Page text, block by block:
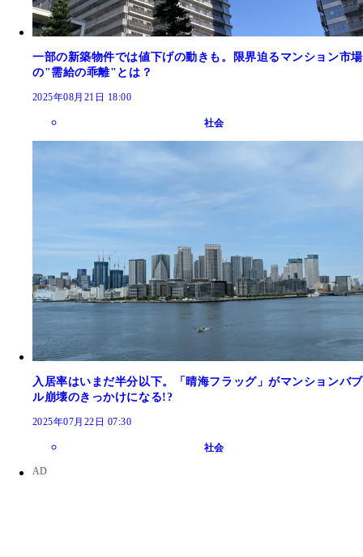
一部の新築物件では値下げの動きも。限界迫るマンション市場
の"需給の乖離"とは？
2025年08月21日 18:00
社会
入居率はいまだ半分以下。「晴海フラッグ」がマンションバブ
ル崩壊のきっかけになる!?
2025年07月22日 07:30
社会